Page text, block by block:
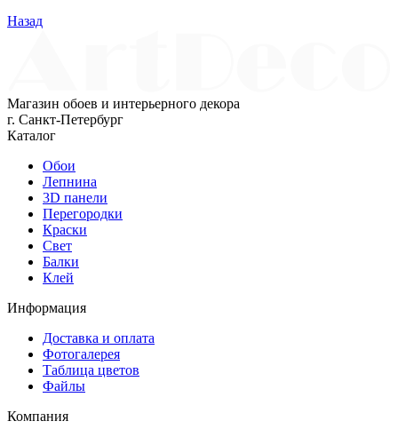
Назад
Магазин обоев и интерьерного декора
г. Санкт-Петербург
Каталог
Обои
Лепнина
3D панели
Перегородки
Краски
Свет
Балки
Клей
Информация
Доставка и оплата
Фотогалерея
Таблица цветов
Файлы
Компания